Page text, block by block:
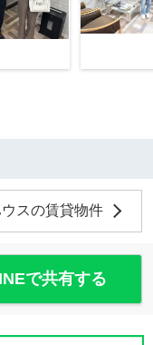
スの賃貸物件
で共有する